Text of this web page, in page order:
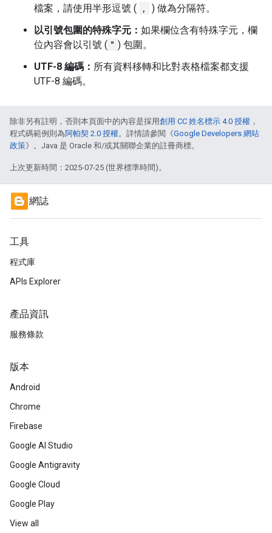
檔案，請使用半形逗號 ( ,
) 做為分隔符。
以引號包圍的特殊字元： 如果欄位含有特殊字元，欄
位內容會以引號 ( " ) 包圍。
UTF-8 編碼： 所有資料移轉和比對表格檔案都支援
UTF-8 編碼。
除非另有註明，否則本頁面中的內容是採用創用 CC 姓名標示 4.0 授權 ，
程式碼範例則為阿帕契 2.0 授權。詳情請參閱《Google Developers 網站
政策》。Java 是 Oracle 和/或其關聯企業的註冊商標。
上次更新時間：2025-07-25 (世界標準時間)。
網誌
工具
程式庫
APIs Explorer
產品資訊
服務條款
版本
Android
Chrome
Firebase
Google AI Studio
Google Antigravity
Google Cloud
Google Play
View all